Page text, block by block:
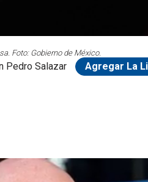
Foto: Gobierno de México.
Pedro Salazar Agregar La